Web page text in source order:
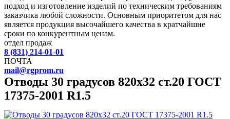
подход и изготовление изделий по техническим требованиям
заказчика любой сложности. Основным приоритетом для нас
является продукция высочайшего качества в кратчайшие
сроки по конкурентным ценам.
отдел продаж
8 (831) 214-01-01
ПОЧТА
mail@rgprom.ru
Отводы 30 градусов 820х32 ст.20 ГОСТ
17375-2001 R1.5